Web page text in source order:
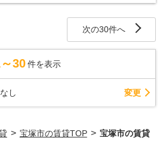
次の30件へ
30 件を表示
し 変更
> 宝塚市の賃貸TOP > 宝塚市の賃貸